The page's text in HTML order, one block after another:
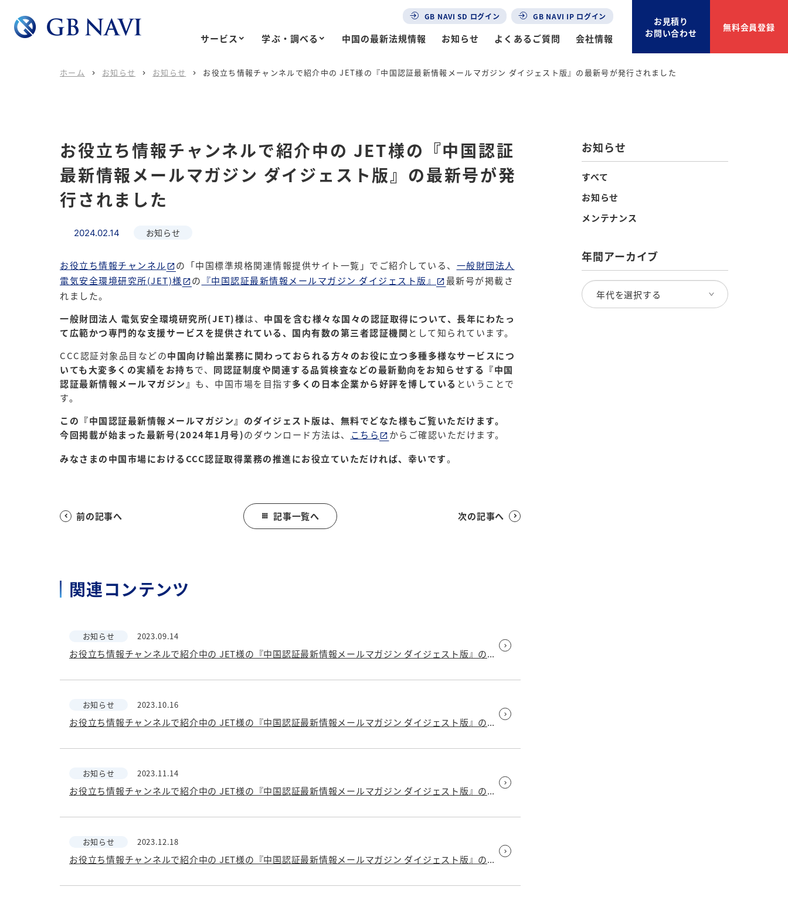
GB NAVI SD ログイン GB NAVI IP ログイン
サービス 学ぶ・調べる 中国の最新法規情報 お知らせ よくあるご質問 会社情報
お見積り
お問い合わせ
無料会員登録
ホーム  お知らせ  お知らせ  お役立ち情報チャンネルで紹介中の JET様の『中国認証最新情報メールマガジン ダイジェスト版』の最新号が発行されました
お役立ち情報チャンネルで紹介中の JET様の『中国認証
最新情報メールマガジン ダイジェスト版』の最新号が発
行されました
2024.02.14 お知らせ
お役立ち情報チャンネル の「中国標準規格関連情報提供サイト一覧」でご紹介している、 一般財団法人
電気安全環境研究所(JET)様
の 『中国認証最新情報メールマガジン ダイジェスト版』
最新号が掲載さ
れました。
一般財団法人 電気安全環境研究所(JET)様は、 中国を含む様々な国々の認証取得について、長年にわたっ
て広範かつ専門的な支援サービスを提供されている、国内有数の第三者認証機関 として知られています。
CCC認証対象品目などの中国向け輸出業務に関わっておられる方々のお役に立つ多種多様なサービスにつ
いても大変多くの実績をお持ちで、 同認証制度や関連する品質検査などの最新動向をお知らせする『中国
認証最新情報メールマガジン』 も、中国市場を目指す多くの日本企業から好評を博している ということで
す。
この『中国認証最新情報メールマガジン』のダイジェスト版は、無料でどなた様もご覧いただけます。
今回掲載が始まった最新号(2024年1月号)のダウンロード方法は、 こちら
からご確認いただけます。
みなさまの中国市場におけるCCC認証取得業務の推進にお役立ていただければ、幸いです。
 前の記事へ  記事一覧へ 次の記事へ 
関連コンテンツ
お知らせ 2023.09.14
お役立ち情報チャンネルで紹介中の JET様の『中国認証最新情報メールマガジン ダイジェスト版』の最新号が発行されました
お知らせ 2023.10.16
お役立ち情報チャンネルで紹介中の JET様の『中国認証最新情報メールマガジン ダイジェスト版』の最新号が発行されました
お知らせ 2023.11.14
お役立ち情報チャンネルで紹介中の JET様の『中国認証最新情報メールマガジン ダイジェスト版』の最新号が発行されました
お知らせ 2023.12.18
お役立ち情報チャンネルで紹介中の JET様の『中国認証最新情報メールマガジン ダイジェスト版』の最新号が発行されました
お知らせ
すべて
お知らせ
メンテナンス
年間アーカイブ